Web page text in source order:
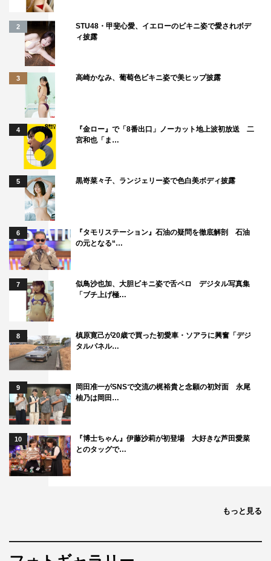
2
STU48・甲斐心愛、イエローのビキニ姿で愛されボデ
ィ披露
3 高崎かなみ、葡萄色ビキニ姿で美ヒップ披露
4
『金ロー』で「8番出口」ノーカット地上波初放送 二
宮和也「ま…
5 黒嵜菜々子、ランジェリー姿で色白美ボディ披露
6
『タモリステーション』石油の疑問を徹底解剖 石油
の元となる“…
7
似鳥沙也加、大胆ビキニ姿で舌ペロ デジタル写真集
「ブチ上げ極…
8
槙原寛己が20歳で買った初愛車・ソアラに興奮「デジ
タルパネル…
9
岡田准一がSNSで交流の梶裕貴と念願の初対面 永尾
柚乃は岡田…
10
『博士ちゃん』伊藤沙莉が初登場 大好きな芦田愛菜
とのタッグで…
もっと見る